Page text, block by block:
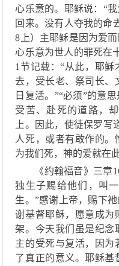
心乐意的。耶稣说： “我
回来。没有人夺我的命
8上） 主耶稣是因 为爱
心乐意为世人的罪死在
1节记载：“从此，耶稣
去， 受长老、 祭司长、
日 复活。 ”“必须”的意思
受苦、赴死的道路，
上。因此，使徒保罗写
人死，或者有敢作的。
为我们死，神的爱就在
《约翰福音》三章
独生子赐给他们
，叫
生。 ”感谢上帝，赐下
谢基督耶稣，愿意成为
架。今天我们虽是纪念
主的受死与复活，因为
了真正的意义。耶稣基